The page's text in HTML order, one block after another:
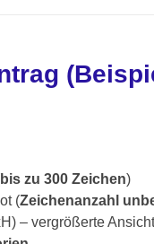
bis zu 300 Zeichen)
(Zeichenanzahl
– vergrößerte